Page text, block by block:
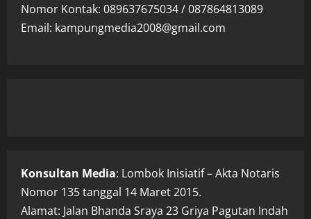
Nomor Kontak: 089637675034 / 087864813089
Email: kampungmedia2008@gmail.com
Konsultan Media: Lombok Inisiatif – Akta Notaris
Nomor 135 tanggal 14 Maret 2015.
Alamat: Jalan Bhanda Sraya 23 Griya Pagutan Indah